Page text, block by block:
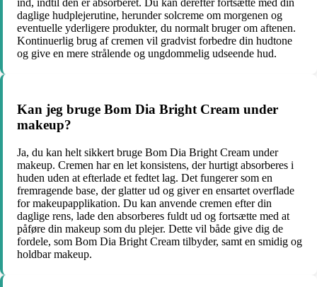
ind, indtil den er absorberet. Du kan derefter fortsætte med din
daglige hudplejerutine, herunder solcreme om morgenen og
eventuelle yderligere produkter, du normalt bruger om aftenen.
Kontinuerlig brug af cremen vil gradvist forbedre din hudtone
og give en mere strålende og ungdommelig udseende hud.
Kan jeg bruge Bom Dia Bright Cream under
makeup?
Ja, du kan helt sikkert bruge Bom Dia Bright Cream under
makeup. Cremen har en let konsistens, der hurtigt absorberes i
huden uden at efterlade et fedtet lag. Det fungerer som en
fremragende base, der glatter ud og giver en ensartet overflade
for makeupapplikation. Du kan anvende cremen efter din
daglige rens, lade den absorberes fuldt ud og fortsætte med at
påføre din makeup som du plejer. Dette vil både give dig de
fordele, som Bom Dia Bright Cream tilbyder, samt en smidig og
holdbar makeup.